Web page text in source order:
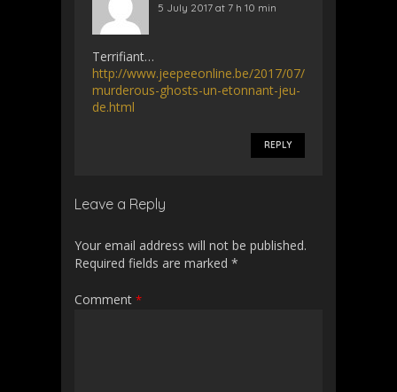
5 July 2017 at 7 h 10 min
Terrifiant…
http://www.jeepeeonline.be/2017/07/
murderous-ghosts-un-etonnant-jeu-
de.html
REPLY
Leave a Reply
Your email address will not be published.
Required fields are marked *
Comment *